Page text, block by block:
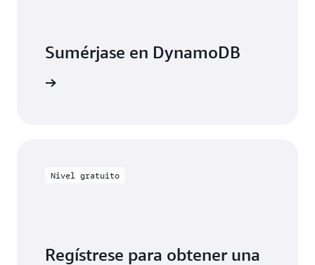
Sumérjase en DynamoDB
Nivel gratuito
Regístrese para obtener una